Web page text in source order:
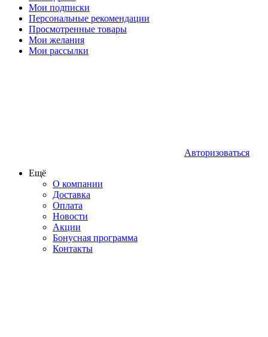
Мои подписки
Персональные рекомендации
Просмотренные товары
Мои желания
Мои рассылки
Авторизоваться
Ещё
О компании
Доставка
Оплата
Новости
Акции
Бонусная программа
Контакты